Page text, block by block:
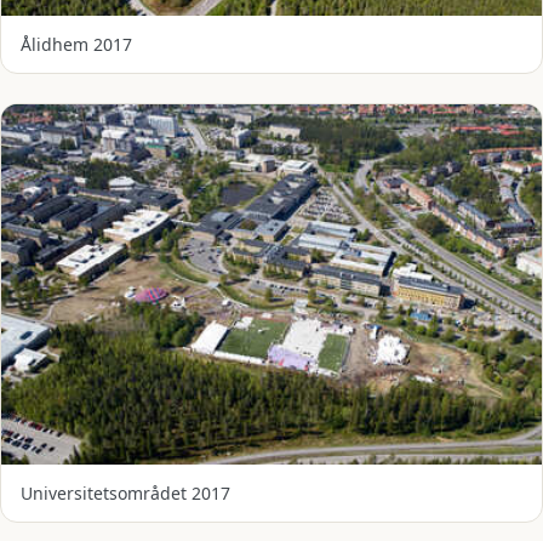
Ålidhem 2017
Universitetsområdet 2017